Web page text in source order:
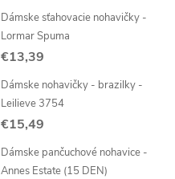
Dámske sťahovacie nohavičky -
Lormar Spuma
€13,39
Dámske nohavičky - brazilky -
Leilieve 3754
€15,49
Dámske pančuchové nohavice -
Annes Estate (15 DEN)